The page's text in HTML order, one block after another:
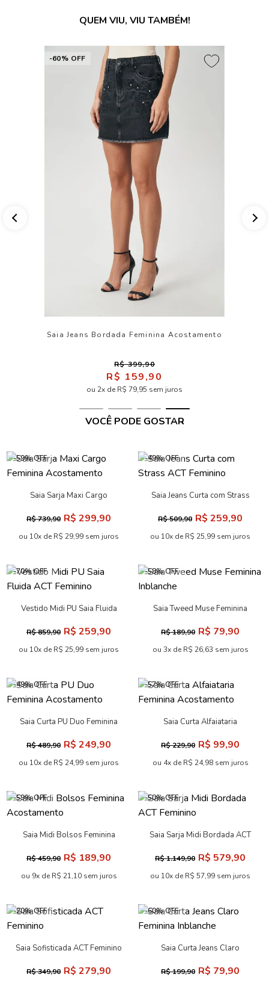
QUEM VIU, VIU TAMBÉM!
-60% OFF
Saia Jeans Bordada Feminina Acostamento
R$ 399,90
R$ 159,90
ou 2x de R$ 79,95 sem juros
VOCÊ PODE GOSTAR
-59% OFF
Saia Sarja Maxi Cargo
R$ 739,90 R$ 299,90
ou 10x de R$ 29,99 sem juros
-49% OFF
Saia Jeans Curta com Strass
R$ 509,90 R$ 259,90
ou 10x de R$ 25,99 sem juros
-70% OFF
Vestido Midi PU Saia Fluida
R$ 859,90 R$ 259,90
ou 10x de R$ 25,99 sem juros
-58% OFF
Saia Tweed Muse Feminina
R$ 189,90 R$ 79,90
ou 3x de R$ 26,63 sem juros
-49% OFF
Saia Curta PU Duo Feminina
R$ 489,90 R$ 249,90
ou 10x de R$ 24,99 sem juros
-57% OFF
Saia Curta Alfaiataria
R$ 229,90 R$ 99,90
ou 4x de R$ 24,98 sem juros
-59% OFF
Saia Midi Bolsos Feminina
R$ 459,90 R$ 189,90
ou 9x de R$ 21,10 sem juros
-50% OFF
Saia Sarja Midi Bordada ACT
R$ 1.149,90 R$ 579,90
ou 10x de R$ 57,99 sem juros
-20% OFF
Saia Sofisticada ACT Feminino
R$ 349,90 R$ 279,90
-60% OFF
Saia Curta Jeans Claro
R$ 199,90 R$ 79,90